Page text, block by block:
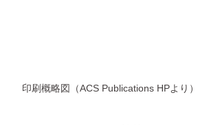
印刷概略図（ACS Publications HPより）